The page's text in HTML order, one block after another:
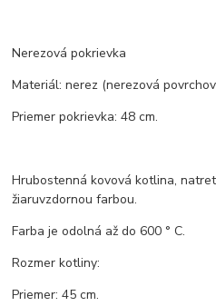
Nerezová pokrievka
Materiál: nerez (nerezová
Priemer pokrievka: 48 cm.
Hrubostenná kovová kotlina,
žiaruvzdornou farbou.
Farba je odolná až do 600 ° C.
Rozmer kotliny:
Priemer: 45 cm.